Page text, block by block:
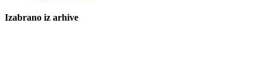
Izabrano iz arhive